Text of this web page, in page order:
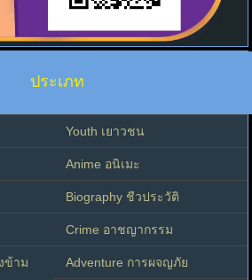
ประเภท
Youth เยาวชน
Anime อนิเมะ
Biography ชีวประวัติ
Crime อาชญากรรม
ข้าม
Adventure การผจญภัย